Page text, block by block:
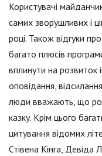
Користувачі
самих зворушливих і
році. Також відгуки
багато плюсів
вплинути на розвиток
оповідання,
люди вважають, що
казку. Крім цього
цитування відомих
Стівена Кінга, Девіда